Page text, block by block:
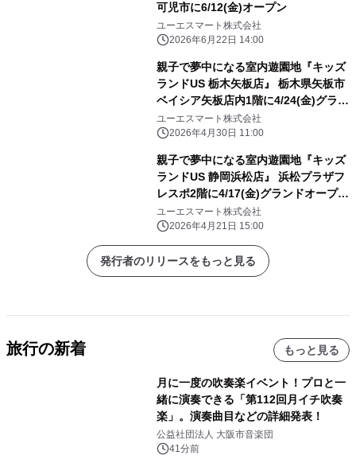
可児市に6/12(金)オープン
ユーエスマート株式会社
2026年6月22日 14:00
親子で夢中になる室内遊園地『キッズ
ランドUS 栃木矢板店』 栃木県矢板市
ベイシア矢板店内1階に4/24(金)グラン
ドオープン！
ユーエスマート株式会社
2026年4月30日 11:00
親子で夢中になる室内遊園地『キッズ
ランドUS 静岡浜松店』 浜松プラザフ
レスポ2階に4/17(金)グランドオープ
ン！
ユーエスマート株式会社
2026年4月21日 15:00
発行者のリリースをもっと見る
旅行の新着 もっと見る
月に一度の吹奏楽イベント！プロと一
緒に演奏できる「第112回月イチ吹奏
楽」。演奏曲目などの詳細発表！
公益社団法人 大阪市音楽団
41分前